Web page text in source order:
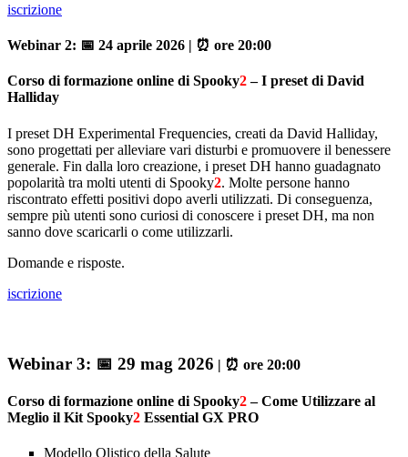
iscrizione
Webinar 2: 📅 24 aprile 2026 | ⏰ ore 20:00
Corso di formazione online di Spooky2– I preset di David
Halliday
I preset DH Experimental Frequencies, creati da David Halliday,
sono progettati per alleviare vari disturbi e promuovere il benessere
generale. Fin dalla loro creazione, i preset DH hanno guadagnato
popolarità tra molti utenti di Spooky2. Molte persone hanno
riscontrato effetti positivi dopo averli utilizzati. Di conseguenza,
sempre più utenti sono curiosi di conoscere i preset DH, ma non
sanno dove scaricarli o come utilizzarli.
Domande e risposte.
iscrizione
Webinar 3: 📅 29 mag 2026 | ⏰ ore 20:00
Corso di formazione online di Spooky2– Come Utilizzare al
Meglio il Kit Spooky2 Essential GX PRO
Modello Olistico della Salute